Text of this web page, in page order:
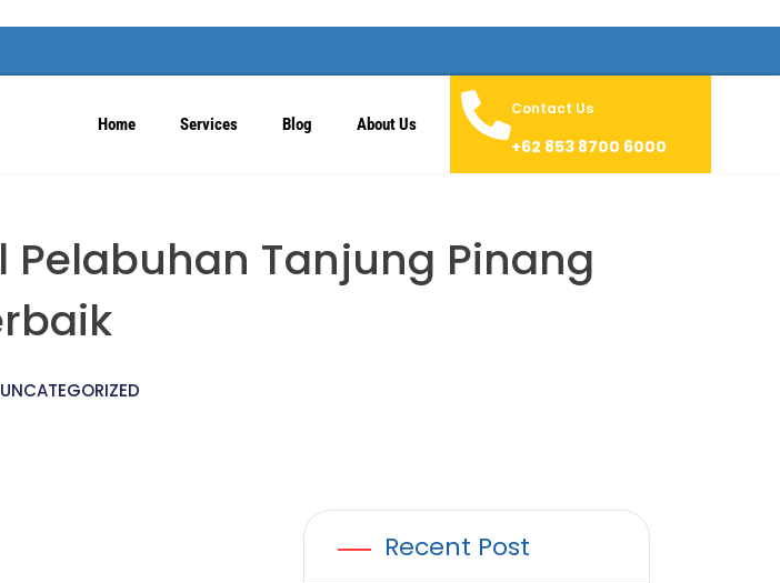
Home Services Blog About Us
Contact Us
+62 853 8700 6000
Pelabuhan Tanjung Pinang
UNCATEGORIZED
Recent Post